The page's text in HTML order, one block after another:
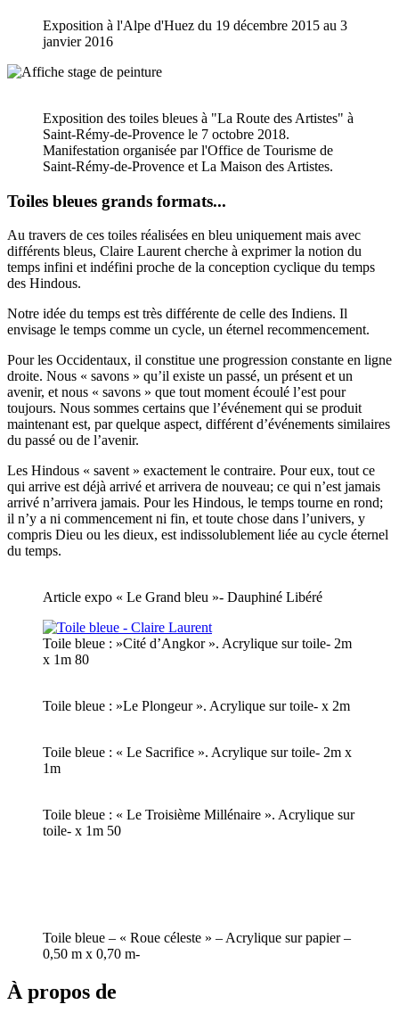
Exposition à l'Alpe d'Huez du 19 décembre 2015 au 3
janvier 2016
Exposition des toiles bleues à "La Route des Artistes" à
Saint-Rémy-de-Provence le 7 octobre 2018.
Manifestation organisée par l'Office de Tourisme de
Saint-Rémy-de-Provence et La Maison des Artistes.
Toiles bleues grands formats...
Au travers de ces toiles réalisées en bleu uniquement mais avec
différents bleus, Claire Laurent cherche à exprimer la notion du
temps infini et indéfini proche de la conception cyclique du temps
des Hindous.
Notre idée du temps est très différente de celle des Indiens. Il
envisage le temps comme un cycle, un éternel recommencement.
Pour les Occidentaux, il constitue une progression constante en ligne
droite. Nous « savons » qu’il existe un passé, un présent et un
avenir, et nous « savons » que tout moment écoulé l’est pour
toujours. Nous sommes certains que l’événement qui se produit
maintenant est, par quelque aspect, différent d’événements similaires
du passé ou de l’avenir.
Les Hindous « savent » exactement le contraire. Pour eux, tout ce
qui arrive est déjà arrivé et arrivera de nouveau; ce qui n’est jamais
arrivé n’arrivera jamais. Pour les Hindous, le temps tourne en rond;
il n’y a ni commencement ni fin, et toute chose dans l’univers, y
compris Dieu ou les dieux, est indissolublement liée au cycle éternel
du temps.
Article expo « Le Grand bleu »- Dauphiné Libéré
Toile bleue : »Cité d’Angkor ». Acrylique sur toile- 2m
x 1m 80
Toile bleue : »Le Plongeur ». Acrylique sur toile- x 2m
Toile bleue : « Le Sacrifice ». Acrylique sur toile- 2m x
1m
Toile bleue : « Le Troisième Millénaire ». Acrylique sur
toile- x 1m 50
Toile bleue – « Roue céleste » – Acrylique sur papier –
0,50 m x 0,70 m-
À propos de